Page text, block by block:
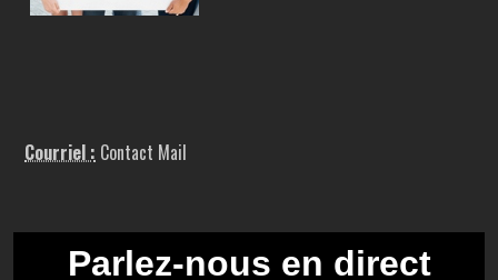
Courriel : Contact Mail